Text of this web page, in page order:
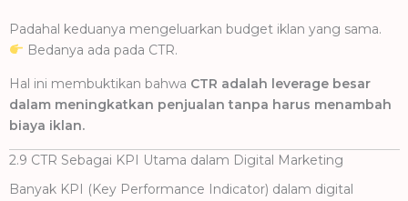
Padahal keduanya mengeluarkan budget iklan yang sama.
Bedanya ada pada CTR.
Hal ini membuktikan bahwa CTR adalah leverage besar
dalam meningkatkan penjualan tanpa harus menambah
biaya iklan.
2.9 CTR Sebagai KPI Utama dalam Digital Marketing
Banyak KPI (Key Performance Indicator) dalam digital